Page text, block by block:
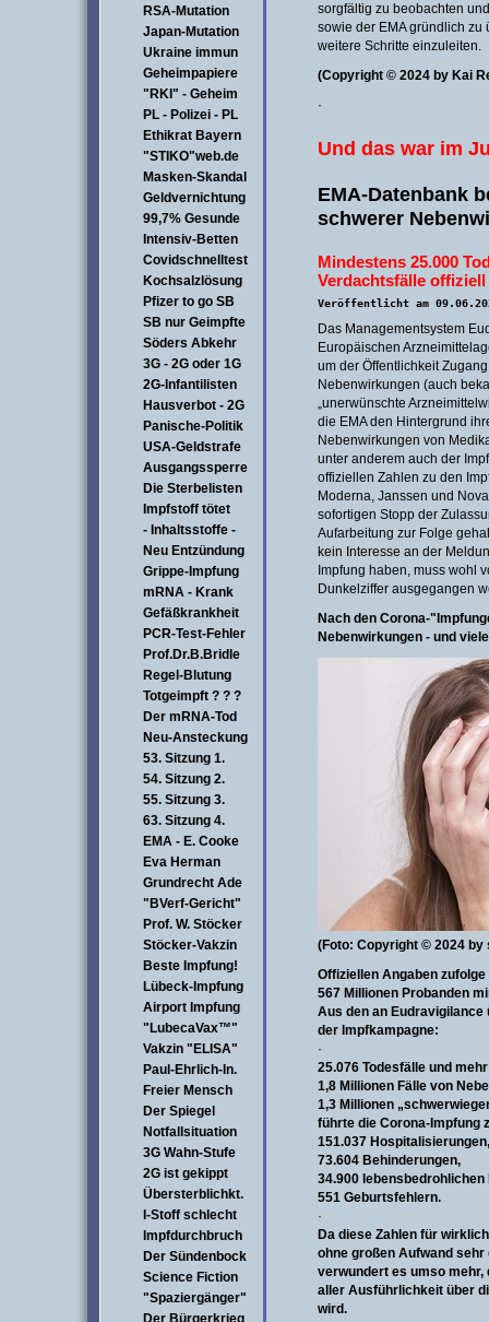
RSA-Mutation
Japan-Mutation
Ukraine immun
Geheimpapiere
"RKI" - Geheim
PL - Polizei - PL
Ethikrat Bayern
"STIKO"web.de
Masken-Skandal
Geldvernichtung
99,7% Gesunde
Intensiv-Betten
Covidschnelltest
Kochsalzlösung
Pfizer to go SB
SB nur Geimpfte
Söders Abkehr
3G - 2G oder 1G
2G-Infantilisten
Hausverbot - 2G
Panische-Politik
USA-Geldstrafe
Ausgangssperre
Die Sterbelisten
Impfstoff tötet
- Inhaltsstoffe -
Neu Entzündung
Grippe-Impfung
mRNA - Krank
Gefäßkrankheit
PCR-Test-Fehler
Prof.Dr.B.Bridle
Regel-Blutung
Totgeimpft ? ? ?
Der mRNA-Tod
Neu-Ansteckung
53. Sitzung 1.
54. Sitzung 2.
55. Sitzung 3.
63. Sitzung 4.
EMA - E. Cooke
Eva Herman
Grundrecht Ade
"BVerf-Gericht"
Prof. W. Stöcker
Stöcker-Vakzin
Beste Impfung!
Lübeck-Impfung
Airport Impfung
"LubecaVax™"
Vakzin "ELISA"
Paul-Ehrlich-In.
Freier Mensch
Der Spiegel
Notfallsituation
3G Wahn-Stufe
2G ist gekippt
Übersterblichkt.
I-Stoff schlecht
Impfdurchbruch
Der Sündenbock
Science Fiction
"Spaziergänger"
Der Bürgerkrieg
sorgfältig zu beobachten
sowie der EMA gründlich
weitere Schritte einzuleiten.
(Copyright © 2024 by Kai
·
Und das war im
EMA-Datenbank
schwerer
Mindestens 25.000
Verdachtsfälle
Veröffentlicht am
Das Managementsystem
Europäischen
um der Öffentlichkeit
Nebenwirkungen (auch
„unerwünschte
die EMA den Hintergrund
Nebenwirkungen von
unter anderem auch der
offiziellen Zahlen zu den
Moderna, Janssen und
sofortigen Stopp der
Aufarbeitung zur Folge
kein Interesse an der
Impfung haben, muss wohl
Dunkelziffer ausgegangen
Nach den Corona-
Nebenwirkungen - und
(Foto: Copyright © 2024
Offiziellen Angaben
567 Millionen Probanden
Aus den an
der Impfkampagne:
·
25.076 Todesfälle und
1,8 Millionen Fälle von
1,3 Millionen
führte die Corona-Impfung
151.037 Hospitalisierungen,
73.604 Behinderungen,
34.900
551 Geburtsfehlern.
·
Da diese Zahlen für
ohne großen Aufwand
verwundert es umso mehr,
aller Ausführlichkeit über
wird.